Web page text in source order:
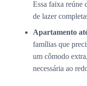
Essa faixa reúne
de lazer
Apartamento
famílias que
um cômodo
necessária ao